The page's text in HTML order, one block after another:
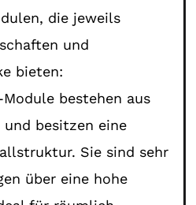
die jeweils
und
bieten:
bestehen aus
besitzen eine
Sie sind sehr
über eine hohe